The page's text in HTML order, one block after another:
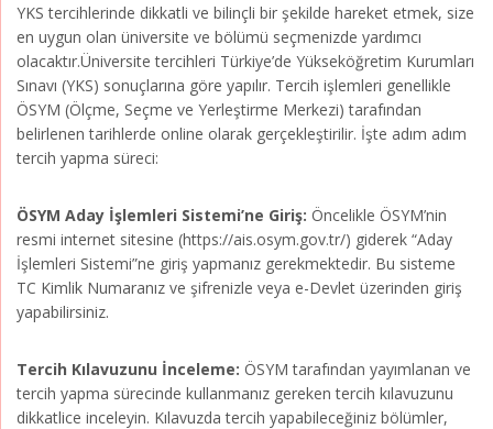
YKS tercihlerinde dikkatli ve bilinçli bir şekilde hareket etmek, size
en uygun olan üniversite ve bölümü seçmenizde yardımcı
olacaktır.Üniversite tercihleri Türkiye’de Yükseköğretim Kurumları
Sınavı (YKS) sonuçlarına göre yapılır. Tercih işlemleri genellikle
ÖSYM (Ölçme, Seçme ve Yerleştirme Merkezi) tarafından
belirlenen tarihlerde online olarak gerçekleştirilir. İşte adım adım
tercih yapma süreci:
ÖSYM Aday İşlemleri Sistemi’ne Giriş: Öncelikle ÖSYM’nin
resmi internet sitesine (https://ais.osym.gov.tr/) giderek “Aday
İşlemleri Sistemi”ne giriş yapmanız gerekmektedir. Bu sisteme
TC Kimlik Numaranız ve şifrenizle veya e-Devlet üzerinden giriş
yapabilirsiniz.
Tercih Kılavuzunu İnceleme: ÖSYM tarafından yayımlanan ve
tercih yapma sürecinde kullanmanız gereken tercih kılavuzunu
dikkatlice inceleyin. Kılavuzda tercih yapabileceğiniz bölümler,